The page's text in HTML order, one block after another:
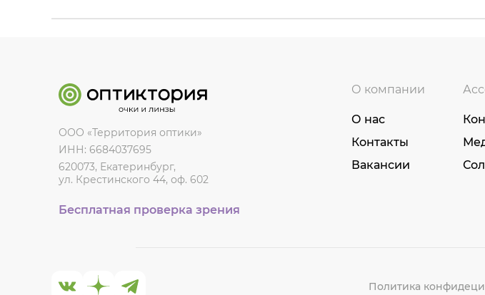
ООО «Территория оптики»
ИНН: 6684037695
620073, Екатеринбург,
ул. Крестинского 44, оф. 602
Бесплатная проверка зрения
О компании
О нас
Контакты
Вакансии
Политика